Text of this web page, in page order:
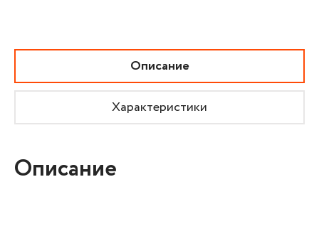
Описание
Характеристики
Описание